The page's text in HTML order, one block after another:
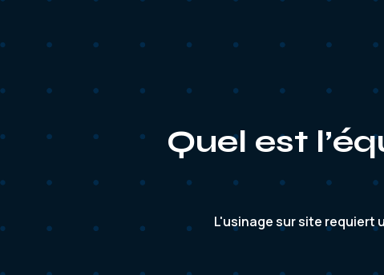
Quel est
L'usinage sur site requiert